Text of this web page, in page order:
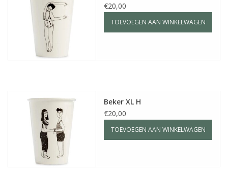
€20,00
TOEVOEGEN AAN WINKELWAGEN
Beker XL H
€20,00
TOEVOEGEN AAN WINKELWAGEN